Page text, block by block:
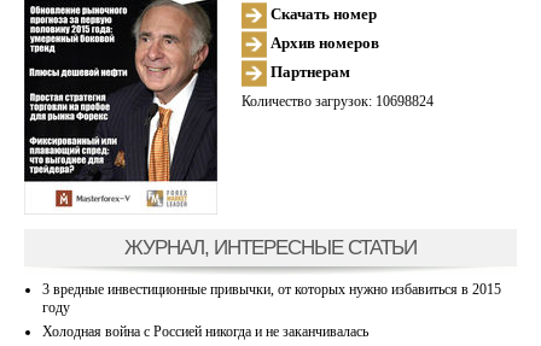
Скачать номер
Архив номеров
Партнерам
Количество загрузок: 10698824
ЖУРНАЛ, ИНТЕРЕСНЫЕ СТАТЬИ
3 вредные инвестиционные привычки, от которых нужно избавиться в 2015
году
Холодная война с Россией никогда и не заканчивалась